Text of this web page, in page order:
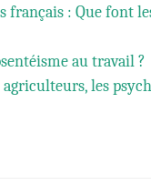
français : Que font
au travail ?
les